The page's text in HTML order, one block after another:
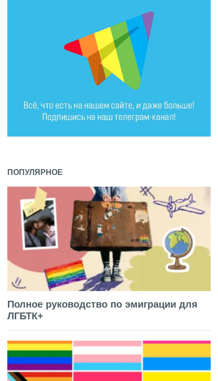
ПОПУЛЯРНОЕ
Полное руководство по эмиграции для
ЛГБТК+